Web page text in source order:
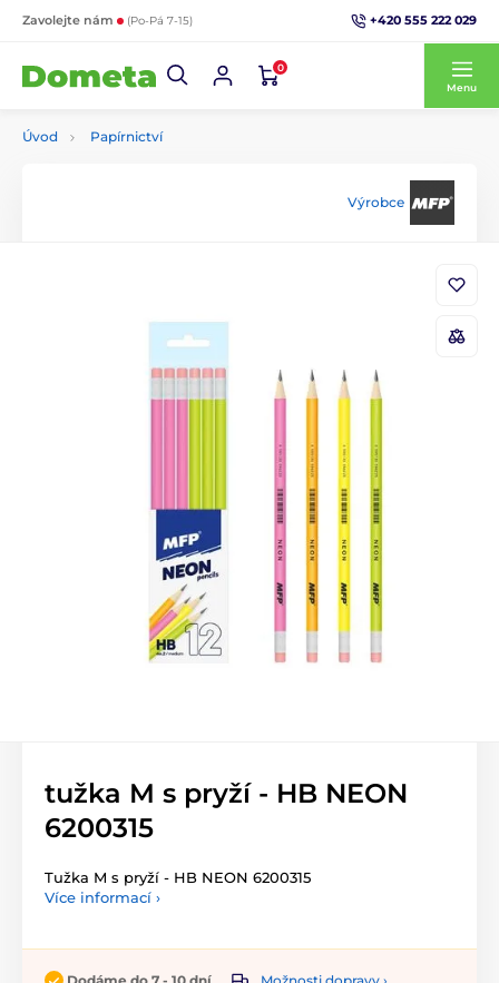
Zavolejte nám (Po-Pá 7-15) +420 555 222 029
0
Menu
Úvod Papírnictví
Výrobce
tužka M s pryží - HB NEON
6200315
Tužka M s pryží - HB NEON 6200315
Více informací ›